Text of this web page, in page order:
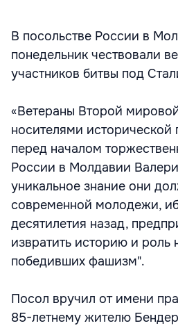
В посольстве России в
понедельник чествовали
участников битвы под
«Ветераны Второй
носителями исторической
перед началом
России в Молдавии
уникальное знание они
современной молодежи,
десятилетия назад,
извратить историю и роль
победивших фашизм".
Посол вручил от имени
85-летнему жителю